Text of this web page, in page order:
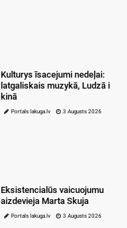
Kulturys īsacejumi nedeļai:
latgaliskais muzykā, Ludzā i
kinā
Portals lakuga.lv 3 Augusts 2026
Eksistencialūs vaicuojumu
aizdevieja Marta Skuja
Portals lakuga.lv 3 Augusts 2026